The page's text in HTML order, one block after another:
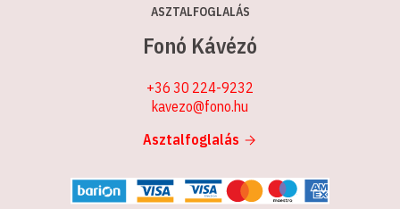
ASZTALFOGLALÁS
Fonó Kávézó
+36 30 224-9232
kavezo@fono.hu
Asztalfoglalás